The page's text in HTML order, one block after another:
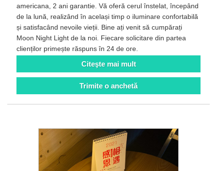
americana, 2 ani garantie. Vă oferă cerul înstelat, începând
de la lună, realizând în același timp o iluminare confortabilă
și satisfacând nevoile vieții. Bine ați venit să cumpărați
Moon Night Light de la noi. Fiecare solicitare din partea
clienților primește răspuns în 24 de ore.
Citeşte mai mult
Trimite o anchetă